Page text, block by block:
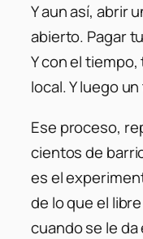
Y aun así, abrir
abierto. Pagar
Y con el
local. Y luego
Ese proceso,
cientos de
es el
de lo que el
cuando se le